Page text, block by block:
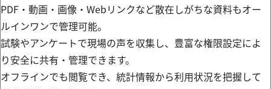
PDF・動画・画像・Webリンクなど散在しがちな資料もオー
ルインワンで管理可能。
試験やアンケートで現場の声を収集し、豊富な権限設定によ
り安全に共有・管理できます。
オフラインでも閲覧でき、統計情報から利用状況を把握して